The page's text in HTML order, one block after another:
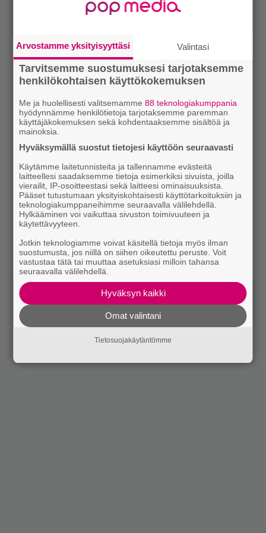
Arvostamme yksityisyyttäsi Valintasi
Tarvitsemme suostumuksesi tarjotaksemme
henkilökohtaisen käyttökokemuksen
Me ja huolellisesti valitsemamme88 teknologiakumppania
hyödynnämme henkilötietoja tarjotaksemme paremman
käyttäjäkokemuksen sekä kohdentaaksemme sisältöä ja
mainoksia.
Hyväksymällä suostut tietojesi käyttöön seuraavasti
Käytämme laitetunnisteita ja tallennamme evästeitä
laitteellesi saadaksemme tietoja esimerkiksi sivuista, joilla
vierailit, IP-osoitteestasi sekä laitteesi ominaisuuksista.
Pääset tutustumaan yksityiskohtaisesti käyttötarkoituksiin ja
teknologiakumppaneihimme seuraavalla välilehdellä.
Hylkääminen voi vaikuttaa sivuston toimivuuteen ja
käytettävyyteen.
Jotkin teknologiamme voivat käsitellä tietoja myös ilman
suostumusta, jos niillä on siihen oikeutettu peruste. Voit
vastustaa tätä tai muuttaa asetuksiasi milloin tahansa
seuraavalla välilehdellä.
Hyväksyn kaikki
Omat valintani
Tietosuojakäytäntömme